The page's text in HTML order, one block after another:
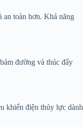
an toàn hơn. Khả năng
đường và thúc đẩy
khiển điện thủy lực dành